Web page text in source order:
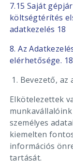
7.15 Saját
költségtérítés
adatkezelés 18
8. Az
elérhetősége. 18
1. Bevezető, az
Elkötelezettek
személyes
kiemelten
információs
tartását.